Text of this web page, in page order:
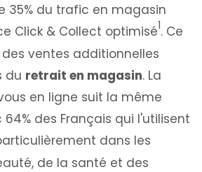
35% du trafic en magasin
Click & Collect optimisé1. Ce
ventes additionnelles
du retrait en magasin. La
en ligne suit la même
des Français qui l'utilisent
dans les
de la santé et des